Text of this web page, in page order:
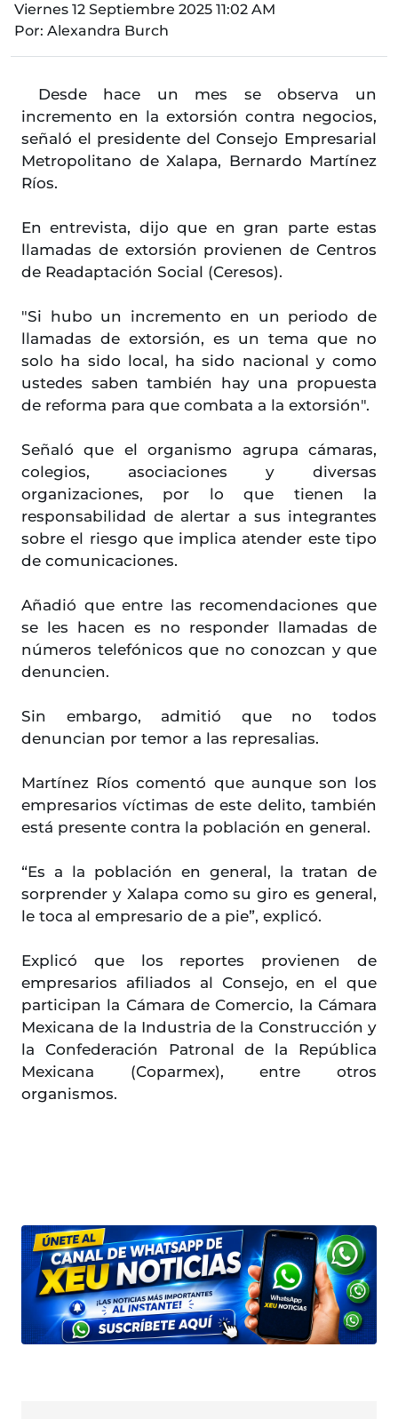
Viernes 12 Septiembre 2025 11:02 AM
Por: Alexandra Burch
Desde hace un mes se observa un
incremento en la extorsión contra negocios,
señaló el presidente del Consejo Empresarial
Metropolitano de Xalapa, Bernardo Martínez
Ríos.
En entrevista, dijo que en gran parte estas
llamadas de extorsión provienen de Centros
de Readaptación Social (Ceresos).
"Si hubo un incremento en un periodo de
llamadas de extorsión, es un tema que no
solo ha sido local, ha sido nacional y como
ustedes saben también hay una propuesta
de reforma para que combata a la extorsión".
Señaló que el organismo agrupa cámaras,
colegios, asociaciones y diversas
organizaciones, por lo que tienen la
responsabilidad de alertar a sus integrantes
sobre el riesgo que implica atender este tipo
de comunicaciones.
Añadió que entre las recomendaciones que
se les hacen es no responder llamadas de
números telefónicos que no conozcan y que
denuncien.
Sin embargo, admitió que no todos
denuncian por temor a las represalias.
Martínez Ríos comentó que aunque son los
empresarios víctimas de este delito, también
está presente contra la población en general.
“Es a la población en general, la tratan de
sorprender y Xalapa como su giro es general,
le toca al empresario de a pie”, explicó.
Explicó que los reportes provienen de
empresarios afiliados al Consejo, en el que
participan la Cámara de Comercio, la Cámara
Mexicana de la Industria de la Construcción y
la Confederación Patronal de la República
Mexicana (Coparmex), entre otros
organismos.